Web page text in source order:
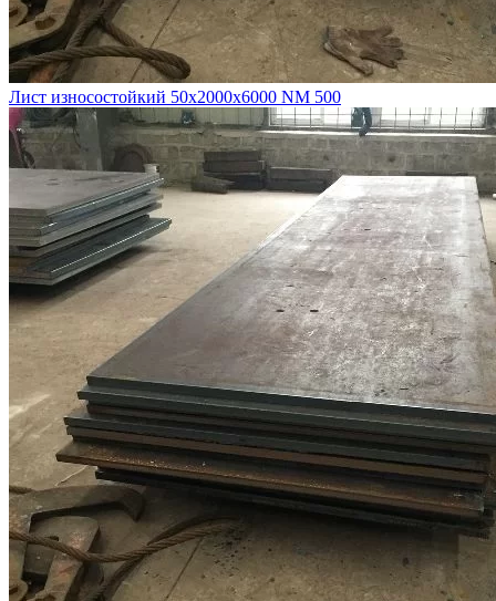
Лист износостойкий 50х2000х6000 NM 500